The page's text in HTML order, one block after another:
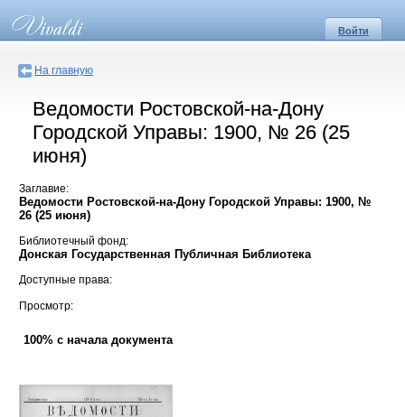
Войти
На главную
Ведомости Ростовской-на-Дону
Городской Управы: 1900, № 26 (25
июня)
Заглавие:
Ведомости Ростовской-на-Дону Городской Управы: 1900, №
26 (25 июня)
Библиотечный фонд:
Донская Государственная Публичная Библиотека
Доступные права:
Просмотр:
100% с начала документа